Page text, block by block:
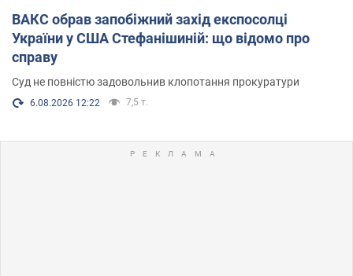
ВАКС обрав запобіжний захід експосолці
України у США Стефанішиній: що відомо про
справу
Суд не повністю задовольнив клопотання прокуратури
6.08.2026 12:22 7,5 т.